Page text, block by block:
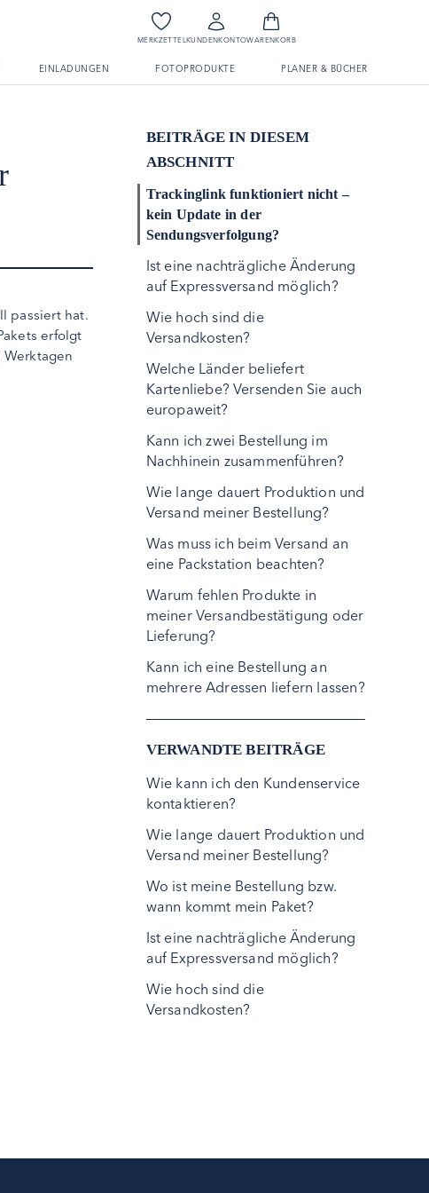
MERKZETTELKUNDENKONTOWARENKORB
EINLADUNGEN FOTOPRODUKTE PLANER & BÜCHER
passiert hat.
erfolgt
BEITRÄGE IN DIESEM
ABSCHNITT
Trackinglink funktioniert nicht –
kein Update in der
Sendungsverfolgung?
Ist eine nachträgliche Änderung
auf Expressversand möglich?
Wie hoch sind die
Versandkosten?
Welche Länder beliefert
Kartenliebe? Versenden Sie auch
europaweit?
Kann ich zwei Bestellung im
Nachhinein zusammenführen?
Wie lange dauert Produktion und
Versand meiner Bestellung?
Was muss ich beim Versand an
eine Packstation beachten?
Warum fehlen Produkte in
meiner Versandbestätigung oder
Lieferung?
Kann ich eine Bestellung an
mehrere Adressen liefern lassen?
VERWANDTE BEITRÄGE
Wie kann ich den Kundenservice
kontaktieren?
Wie lange dauert Produktion und
Versand meiner Bestellung?
Wo ist meine Bestellung bzw.
wann kommt mein Paket?
Ist eine nachträgliche Änderung
auf Expressversand möglich?
Wie hoch sind die
Versandkosten?